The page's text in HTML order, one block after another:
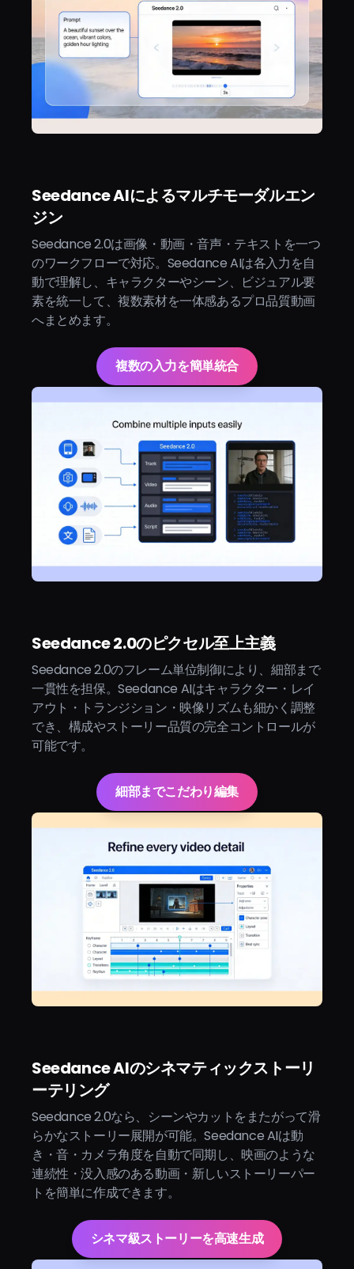
Seedance AIによるマルチモーダルエン
ジン
Seedance 2.0は画像・動画・音声・テキストを一つ
のワークフローで対応。Seedance AIは各入力を自
動で理解し、キャラクターやシーン、ビジュアル要
素を統一して、複数素材を一体感あるプロ品質動画
へまとめます。
複数の入力を簡単統合
Seedance 2.0のピクセル至上主義
Seedance 2.0のフレーム単位制御により、細部まで
一貫性を担保。Seedance AIはキャラクター・レイ
アウト・トランジション・映像リズムも細かく調整
でき、構成やストーリー品質の完全コントロールが
可能です。
細部までこだわり編集
Seedance AIのシネマティックストーリ
ーテリング
Seedance 2.0なら、シーンやカットをまたがって滑
らかなストーリー展開が可能。Seedance AIは動
き・音・カメラ角度を自動で同期し、映画のような
連続性・没入感のある動画・新しいストーリーパー
トを簡単に作成できます。
シネマ級ストーリーを高速生成